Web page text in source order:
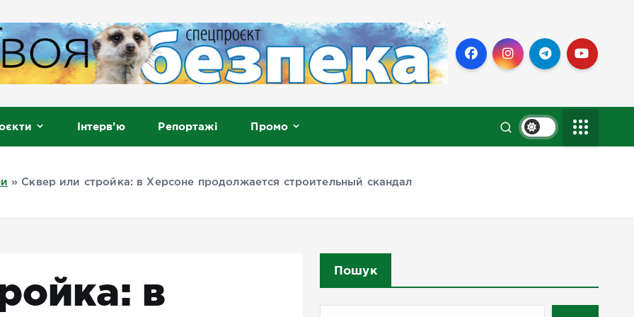
Інтерв’ю Репортажі Промо
» Сквер или стройка: в Херсоне продолжается строительный скандал
в
Пошук